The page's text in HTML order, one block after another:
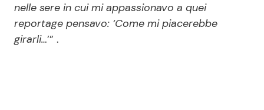
nelle sere in cui mi appassionavo a quei
reportage pensavo: ‘Come mi piacerebbe
girarli…’” .